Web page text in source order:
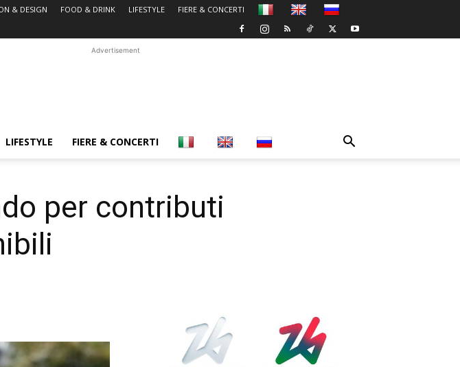
& DESIGN FOOD & DRINK LIFESTYLE FIERE & CONCERTI
Advertisement
LIFESTYLE FIERE & CONCERTI
per contributi